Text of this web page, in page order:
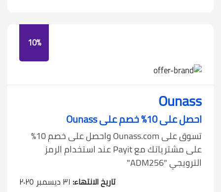
10%
Ounass
احصل على 10٪ خصم على Ounass
تسوق على Ounass.com واحصل على خصم 10٪
على مشترياتك مع Payit عند استخدام الرمز
الترويجي "ADM256"
تاريخ الانتهاء: ٣١ ديسمبر ٢٠٢٥